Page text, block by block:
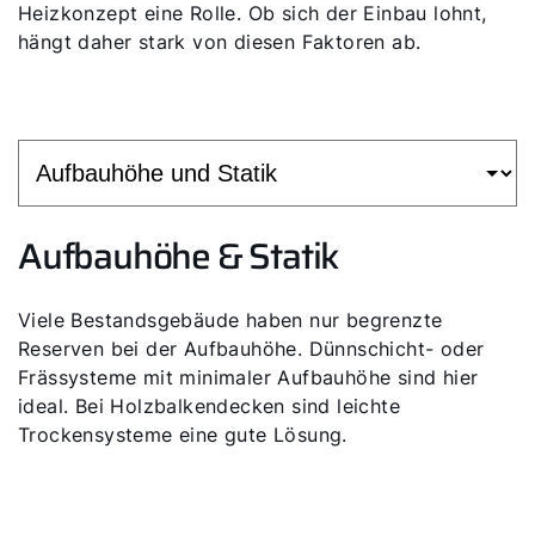
Heizkonzept eine Rolle. Ob sich der Einbau lohnt,
hängt daher stark von diesen Faktoren ab.
Aufbauhöhe & Statik
Viele Bestandsgebäude haben nur begrenzte
Reserven bei der Aufbauhöhe. Dünnschicht- oder
Frässysteme mit minimaler Aufbauhöhe sind hier
ideal. Bei Holzbalkendecken sind leichte
Trockensysteme eine gute Lösung.
Servus!
Wie können wir Ihnen helfen?
Service kontaktieren
Produktberatung
Fachhandwerker finden